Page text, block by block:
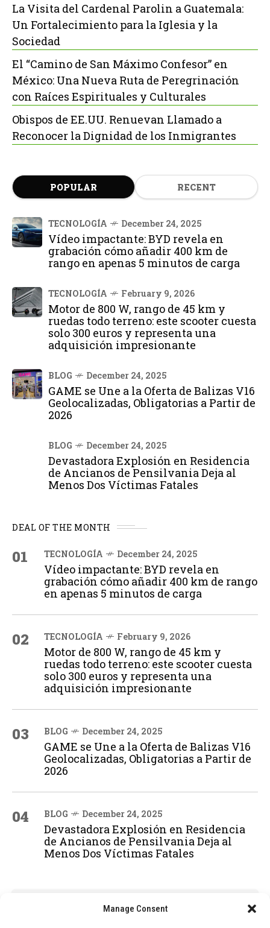
Manage Consent
La Visita del Cardenal Parolin a Guatemala:
Un Fortalecimiento para la Iglesia y la
Sociedad
El “Camino de San Máximo Confesor” en
México: Una Nueva Ruta de Peregrinación
con Raíces Espirituales y Culturales
Obispos de EE.UU. Renuevan Llamado a
Reconocer la Dignidad de los Inmigrantes
POPULAR RECENT
TECNOLOGÍA December 24, 2025
Vídeo impactante: BYD revela en
grabación cómo añadir 400 km de
rango en apenas 5 minutos de carga
TECNOLOGÍA February 9, 2026
Motor de 800 W, rango de 45 km y
ruedas todo terreno: este scooter cuesta
solo 300 euros y representa una
adquisición impresionante
BLOG December 24, 2025
GAME se Une a la Oferta de Balizas V16
Geolocalizadas, Obligatorias a Partir de
2026
BLOG December 24, 2025
Devastadora Explosión en Residencia
de Ancianos de Pensilvania Deja al
Menos Dos Víctimas Fatales
DEAL OF THE MONTH
01 TECNOLOGÍA December 24, 2025
Vídeo impactante: BYD revela en
grabación cómo añadir 400 km de rango
en apenas 5 minutos de carga
02 TECNOLOGÍA February 9, 2026
Motor de 800 W, rango de 45 km y
ruedas todo terreno: este scooter cuesta
solo 300 euros y representa una
adquisición impresionante
03 BLOG December 24, 2025
GAME se Une a la Oferta de Balizas V16
Geolocalizadas, Obligatorias a Partir de
2026
04 BLOG December 24, 2025
Devastadora Explosión en Residencia
de Ancianos de Pensilvania Deja al
Menos Dos Víctimas Fatales